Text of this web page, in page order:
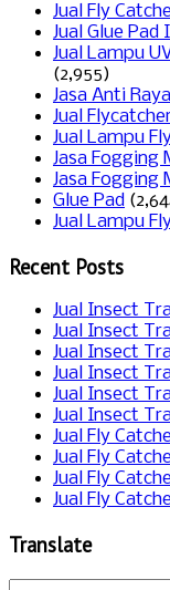
Jual Fly
Jual Glue
Jual Lampu
(2,955)
Jasa Anti
Jual
Jual Lampu
Jasa Fogging
Jasa Fogging
Glue Pad
Jual Lampu
Recent Posts
Jual Insect
Jual Insect
Jual Insect
Jual Insect
Jual Insect
Jual Insect
Jual Fly
Jual Fly
Jual Fly
Jual Fly
Translate